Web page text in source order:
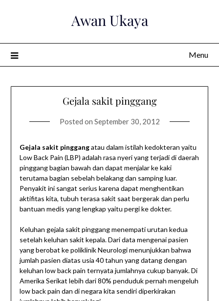
Awan Ukaya
Menu
Gejala sakit pinggang
Posted on September 30, 2012
Gejala sakit pinggangatau dalam istilah kedokteran yaitu
Low Back Pain (LBP) adalah rasa nyeri yang terjadi di daerah
pinggang bagian bawah dan dapat menjalar ke kaki
terutama bagian sebelah belakang dan samping luar.
Penyakit ini sangat serius karena dapat menghentikan
aktifitas kita, tubuh terasa sakit saat bergerak dan perlu
bantuan medis yang lengkap yaitu pergi ke dokter.
Keluhan gejala sakit pinggang menempati urutan kedua
setelah keluhan sakit kepala. Dari data mengenai pasien
yang berobat ke poliklinik Neurologi menunjukkan bahwa
jumlah pasien diatas usia 40 tahun yang datang dengan
keluhan low back pain ternyata jumlahnya cukup banyak. Di
Amerika Serikat lebih dari 80% penduduk pernah mengeluh
low back pain dan di negara kita sendiri diperkirakan